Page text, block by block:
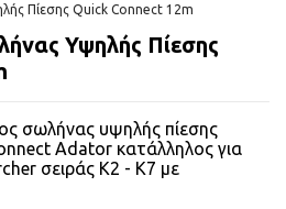
Πίεσης Quick Connect 12m
Υψηλής Πίεσης
σωλήνας υψηλής πίεσης
Adator κατάλληλος για
σειράς K2 - K7 με